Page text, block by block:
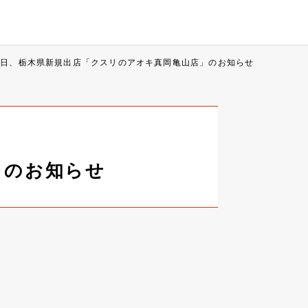
、栃木県新規出店「クスリのアオキ真岡亀山店」のお知らせ
お知らせ